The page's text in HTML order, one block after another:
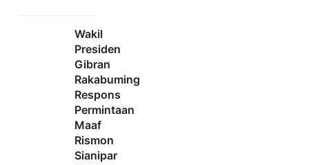
Wakil
Presiden
Gibran
Rakabuming
Respons
Permintaan
Maaf
Rismon
Sianipar